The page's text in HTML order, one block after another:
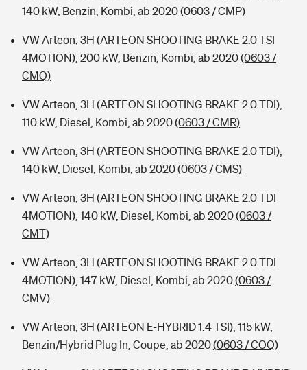
140 kW, Benzin, Kombi, ab 2020(0603 / CMP)
VW Arteon, 3H (ARTEON SHOOTING BRAKE 2.0 TSI
4MOTION), 200 kW, Benzin, Kombi, ab 2020(0603 /
CMQ)
VW Arteon, 3H (ARTEON SHOOTING BRAKE 2.0 TDI),
110 kW, Diesel, Kombi, ab 2020(0603 / CMR)
VW Arteon, 3H (ARTEON SHOOTING BRAKE 2.0 TDI),
140 kW, Diesel, Kombi, ab 2020(0603 / CMS)
VW Arteon, 3H (ARTEON SHOOTING BRAKE 2.0 TDI
4MOTION), 140 kW, Diesel, Kombi, ab 2020(0603 /
CMT)
VW Arteon, 3H (ARTEON SHOOTING BRAKE 2.0 TDI
4MOTION), 147 kW, Diesel, Kombi, ab 2020(0603 /
CMV)
VW Arteon, 3H (ARTEON E-HYBRID 1.4 TSI), 115 kW,
Benzin/Hybrid Plug In, Coupe, ab 2020(0603 / COQ)